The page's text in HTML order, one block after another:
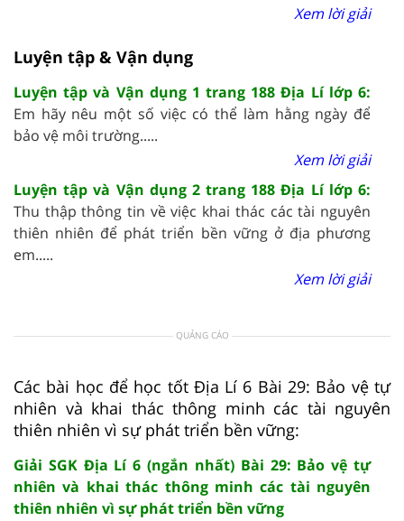
Xem lời giải
Luyện tập & Vận dụng
Luyện tập và Vận dụng 1 trang 188 Địa Lí lớp 6:
Em hãy nêu một số việc có thể làm hằng ngày để
bảo vệ môi trường.....
Xem lời giải
Luyện tập và Vận dụng 2 trang 188 Địa Lí lớp 6:
Thu thập thông tin về việc khai thác các tài nguyên
thiên nhiên để phát triển bền vững ở địa phương
em.....
Xem lời giải
QUẢNG CÁO
Các bài học để học tốt Địa Lí 6 Bài 29: Bảo vệ tự
nhiên và khai thác thông minh các tài nguyên
thiên nhiên vì sự phát triển bền vững:
Giải SGK Địa Lí 6 (ngắn nhất) Bài 29: Bảo vệ tự
nhiên và khai thác thông minh các tài nguyên
thiên nhiên vì sự phát triển bền vững